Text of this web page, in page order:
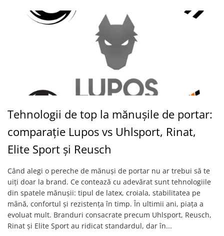
Tehnologii de top la mănușile de portar:
comparație Lupos vs Uhlsport, Rinat,
Elite Sport și Reusch
Când alegi o pereche de mănuși de portar nu ar trebui să te
uiți doar la brand. Ce contează cu adevărat sunt tehnologiile
din spatele mănușii: tipul de latex, croiala, stabilitatea pe
mână, confortul și rezistența în timp. În ultimii ani, piața a
evoluat mult. Branduri consacrate precum Uhlsport, Reusch,
Rinat și Elite Sport au ridicat standardul, dar în...